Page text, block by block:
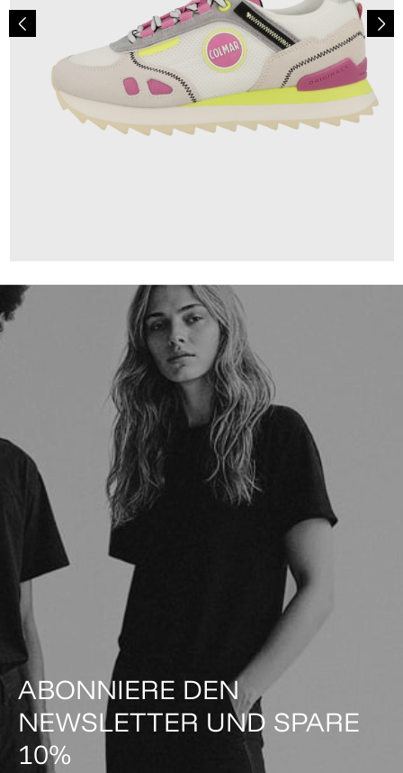
ABONNIERE DEN
NEWSLETTER UND SPARE
10%